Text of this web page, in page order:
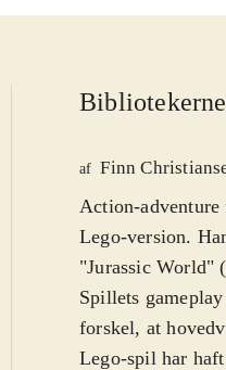
af Finn
Action-
Lego-version.
"Jurassic World"
Spillets
forskel, at
Lego-spil har